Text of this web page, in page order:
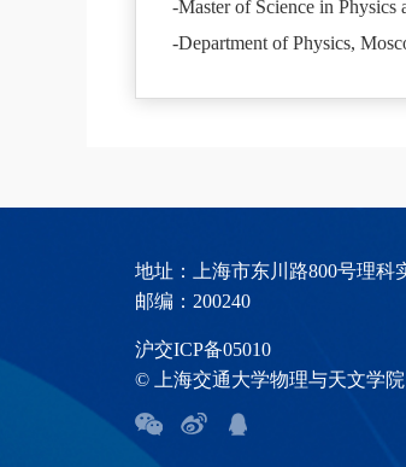
-Master of Science in
-Department of Physics,
地址：上海市东川路800号理科
邮编：200240
沪交ICP备05010
© 上海交通大学物理与天文学